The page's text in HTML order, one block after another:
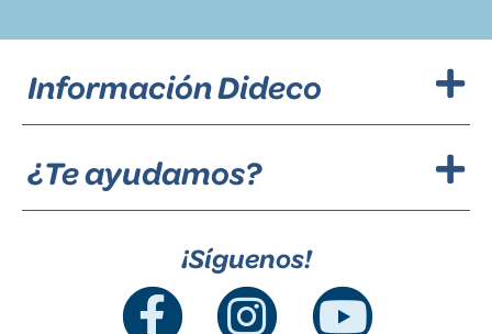
Información Dideco
¿Te ayudamos?
¡Síguenos!